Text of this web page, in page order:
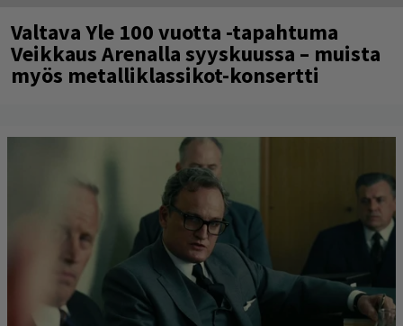
Valtava Yle 100 vuotta -tapahtuma
Veikkaus Arenalla syyskuussa – muista
myös metalliklassikot-konsertti